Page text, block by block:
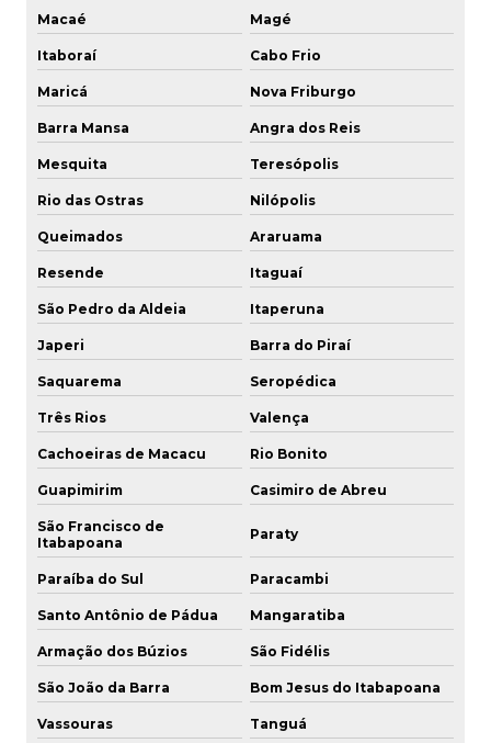
Engate rápido fluxo livre
Engate rápido hidráulico
Engate rápido hidráulico 1 2
Engate rápido hidráulico 1 4
Engate rápido hidráulico 3 4
Engate rápido hidráulico 3 8
Engate rápido hidráulico agrícola
Engate rápido hidráulico alta pressão
Engate rápido hidráulico preço
Engate rápido hidráulico valvulado
Engate rápido inox
Engate rápido inox 316
Engate rápido inox para mangueira
Engate rápido inox para mangueira preço
Engate rápido em inox preço
Macaé Magé
Itaboraí Cabo Frio
Maricá Nova Friburgo
Barra Mansa Angra dos Reis
Mesquita Teresópolis
Rio das Ostras Nilópolis
Queimados Araruama
Resende Itaguaí
São Pedro da Aldeia Itaperuna
Japeri Barra do Piraí
Saquarema Seropédica
Três Rios Valença
Cachoeiras de Macacu Rio Bonito
Guapimirim Casimiro de Abreu
São Francisco de
Itabapoana
Paraty
Paraíba do Sul Paracambi
Santo Antônio de Pádua Mangaratiba
Armação dos Búzios São Fidélis
São João da Barra Bom Jesus do Itabapoana
Vassouras Tanguá